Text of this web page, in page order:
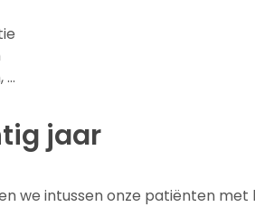
…
jaar
we intussen onze patiënten